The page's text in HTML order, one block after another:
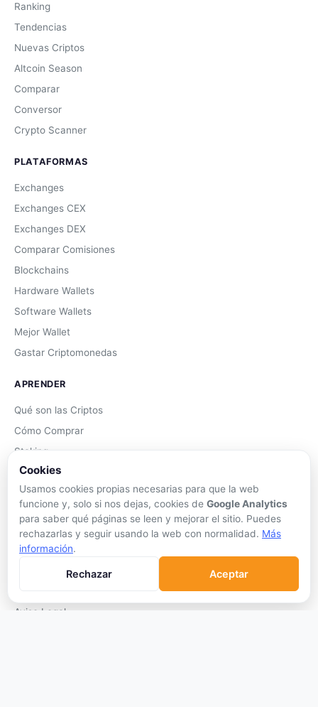
Ranking
Tendencias
Nuevas Criptos
Altcoin Season
Comparar
Conversor
Crypto Scanner
PLATAFORMAS
Exchanges
Exchanges CEX
Exchanges DEX
Comparar Comisiones
Blockchains
Hardware Wallets
Software Wallets
Mejor Wallet
Gastar Criptomonedas
APRENDER
Qué son las Criptos
Cómo Comprar
Staking
DeFi
Trading
EMPRESA
Sobre Nosotros
Aviso Legal
Cookies
Usamos cookies propias necesarias para que la web
funcione y, solo si nos dejas, cookies de Google Analytics
para saber qué páginas se leen y mejorar el sitio. Puedes
rechazarlas y seguir usando la web con normalidad. Más
información.
Rechazar Aceptar